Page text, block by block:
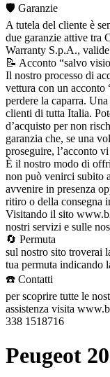
🛡️ Garanzie
A tutela del cliente è
due garanzie attive tra
Warranty S.p.A.,
📝 Acconto “salvo
Il nostro processo di
vettura con un acconto
perdere la caparra.
clienti di tutta Italia.
d’acquisto per non
garanzia che, se una
proseguire, l’acconto
È il nostro modo di
non può venirci subito
avvenire in presenza
ritiro o della consegna
Visitando il sito
nostri servizi e sulle
🔄 Permuta
sul nostro sito troverai
tua permuta indicando
☎️ Contatti
per scoprire tutte le
assistenza visita
338 1518716
Peugeot